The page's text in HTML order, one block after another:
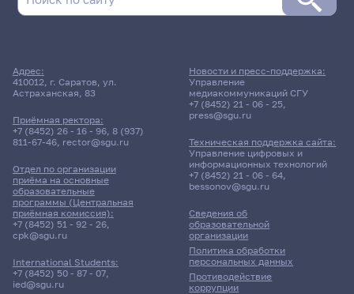
Адрес:
410012, г. Саратов, ул.
Астраханская, 83
Приёмная ректора:
+7 (8452) 26 - 16 - 96, 8 (937)
811-67-46, rector@sgu.ru
Отдел по организации
приёма на основные
образовательные
программы (Центральная
приёмная комиссия):
+7 (8452) 51 - 92 - 26,
cpk@sgu.ru
International Students:
+7 (8452) 50 - 87 - 07,
ied@sgu.ru
Сведения об
образовательной
организации
Политика обработки
персональных данных
Противодействие
коррупции
Новости и пресс-поддержка:
Управление
медиакоммуникаций СГУ
+7 (8452) 21 - 06 - 25,
press@sgu.ru
Техническая поддержка сайта:
Управление цифровых и
информационных технологий
+7 (8452) 21 - 06 - 64,
bessonov@sgu.ru